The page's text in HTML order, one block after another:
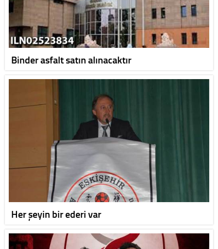
Binder asfalt satın alınacaktır
Her şeyin bir ederi var